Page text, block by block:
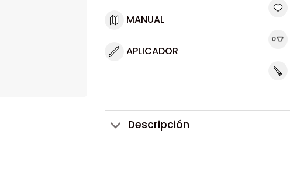
MANUAL
APLICADOR
Descripción